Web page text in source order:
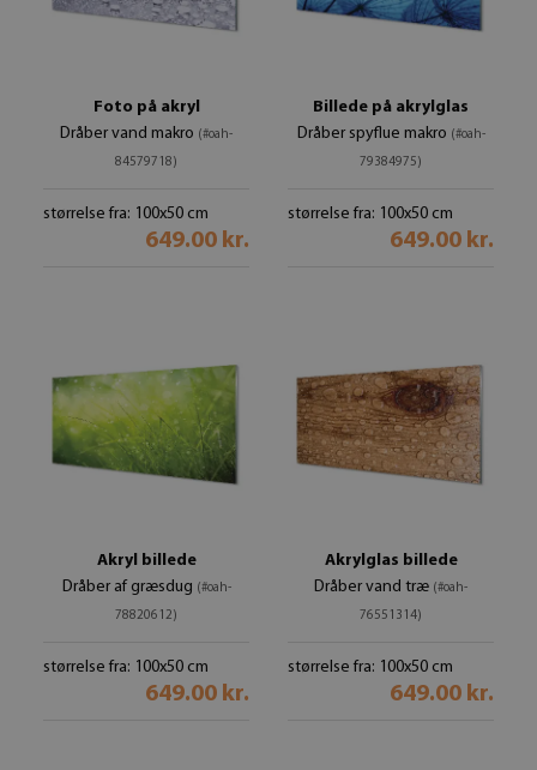
Foto på akryl
Dråber vand makro (#oah-
84579718)
størrelse fra: 100x50 cm
649.00 kr.
Billede på akrylglas
Dråber spyflue makro (#oah-
79384975)
størrelse fra: 100x50 cm
649.00 kr.
Akryl billede
Dråber af græsdug (#oah-
78820612)
størrelse fra: 100x50 cm
649.00 kr.
Akrylglas billede
Dråber vand træ (#oah-
76551314)
størrelse fra: 100x50 cm
649.00 kr.